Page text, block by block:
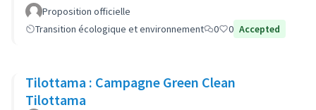
Proposition officielle
Transition écologique et environnement
0 0 Accepted
Tilottama : Campagne Green Clean
Tilottama